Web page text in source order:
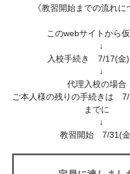
《教習開始までの流れに
このwebサイトから
↓
入校手続き 7/17(金
↓
代理入校の場合
ご本人様の残りの手続きは
までに
↓
教習開始 7/31(